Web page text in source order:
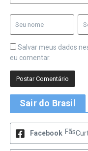
Salvar meus dados
eu comentar.
Sair do Brasil
Facebook Fãs